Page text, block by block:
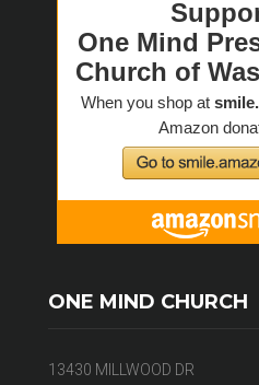
ONE MIND CHURCH
13430 MILLWOOD DR